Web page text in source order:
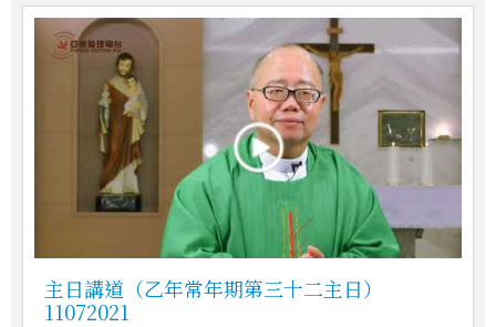
主日講道（乙年常年期第三十二主日）
11072021